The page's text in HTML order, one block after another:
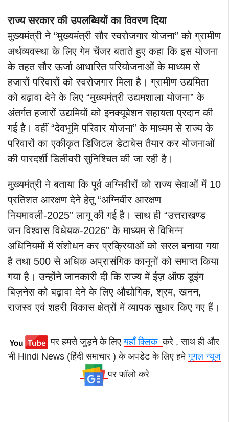
राज्य सरकार की उपलब्धियों का विवरण दिया
मुख्यमंत्री ने “मुख्यमंत्री सौर स्वरोजगार योजना” को ग्रामीण
अर्थव्यवस्था के लिए गेम चेंजर बताते हुए कहा कि इस योजना
के तहत सौर ऊर्जा आधारित परियोजनाओं के माध्यम से
हजारों परिवारों को स्वरोजगार मिला है। ग्रामीण उद्यमिता
को बढ़ावा देने के लिए “मुख्यमंत्री उद्यमशाला योजना” के
अंतर्गत हजारों उद्यमियों को इनक्यूबेशन सहायता प्रदान की
गई है। वहीं “देवभूमि परिवार योजना” के माध्यम से राज्य के
परिवारों का एकीकृत डिजिटल डेटाबेस तैयार कर योजनाओं
की पारदर्शी डिलीवरी सुनिश्चित की जा रही है।
मुख्यमंत्री ने बताया कि पूर्व अग्निवीरों को राज्य सेवाओं में 10
प्रतिशत आरक्षण देने हेतु “अग्निवीर आरक्षण
नियमावली-2025” लागू की गई है। साथ ही “उत्तराखण्ड
जन विश्वास विधेयक-2026” के माध्यम से विभिन्न
अधिनियमों में संशोधन कर प्रक्रियाओं को सरल बनाया गया
है तथा 500 से अधिक अप्रासंगिक कानूनों को समाप्त किया
गया है। उन्होंने जानकारी दी कि राज्य में ईज़ ऑफ डूइंग
बिज़नेस को बढ़ावा देने के लिए औद्योगिक, श्रम, खनन,
राजस्व एवं शहरी विकास क्षेत्रों में व्यापक सुधार किए गए हैं।
पर हमसे जुड़ने के लिएयहाँ क्लिककरे , साथ ही और
भी Hindi News (हिंदी समाचार ) के अपडेट के लिए हमेगूगल न्यूज़
पर फॉलो करे